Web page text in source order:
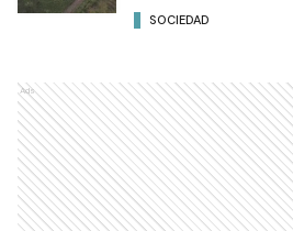
SOCIEDAD
Ads